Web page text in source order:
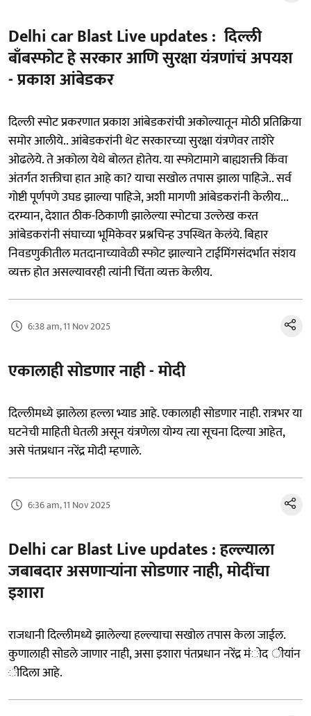
Delhi car Blast Live updates : दिल्ली
बाँबस्फोट हे सरकार आणि सुरक्षा यंत्रणांचं अपयश
- प्रकाश आंबेडकर
दिल्ली स्पोट प्रकरणात प्रकाश आंबेडकरांची अकोल्यातून मोठी प्रतिक्रिया
समोर आलीये.. आंबेडकरांनी थेट सरकारच्या सुरक्षा यंत्रणेवर ताशेरे
ओढलेये. ते अकोला येथे बोलत होतेय. या स्फोटामागे बाह्यशक्ती किंवा
अंतर्गत शक्तीचा हात आहे का? याचा सखोल तपास झाला पाहिजे.. सर्व
गोष्टी पूर्णपणे उघड झाल्या पाहिजे, अशी मागणी आंबेडकरांनी केलीय...
दरम्यान, देशात ठीक-ठिकाणी झालेल्या स्पोटचा उल्लेख करत
आंबेडकरांनी संघाच्या भूमिकेवर प्रश्नचिन्ह उपस्थित केलंये. बिहार
निवडणुकीतील मतदानाच्यावेळी स्फोट झाल्याने टाईमिंगसंदर्भात संशय
व्यक्त होत असल्यावरही त्यांनी चिंता व्यक्त केलीय.
6:38 am, 11 Nov 2025
एकालाही सोडणार नाही - मोदी
दिल्लीमध्ये झालेला हल्ला भ्याड आहे. एकालाही सोडणार नाही. रात्रभर या
घटनेची माहिती घेतली असून यंत्रणेला योग्य त्या सूचना दिल्या आहेत,
असे पंतप्रधान नरेंद्र मोदी म्हणाले.
6:36 am, 11 Nov 2025
Delhi car Blast Live updates : हल्ल्याला
जबाबदार असणाऱ्यांना सोडणार नाही, मोदींचा
इशारा
राजधानी दिल्लीमध्ये झालेल्या हल्ल्याचा सखोल तपास केला जाईल.
कुणालाही सोडले जाणार नाही, असा इशारा पंतप्रधान नरेंद्र मंोद ीयांन
ीदिला आहे.